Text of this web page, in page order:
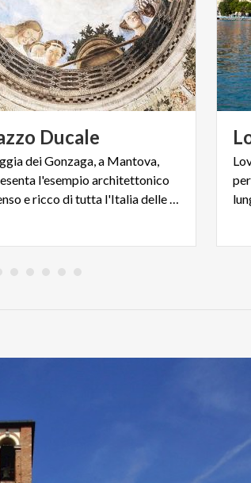
Ducale
dei Gonzaga, a Mantova,
l'esempio architettonico
più denso e ricco di tutta l'Italia delle signorie.